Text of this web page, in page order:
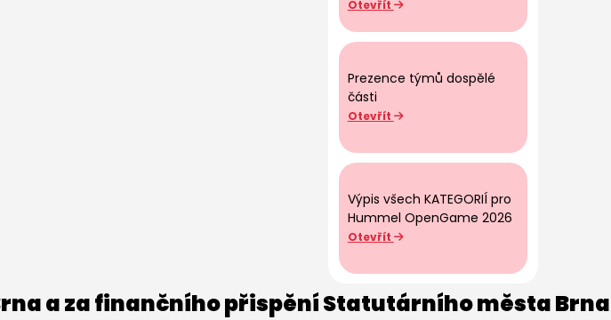
Otevřít
Prezence týmů dospělé
části
Otevřít
Výpis všech KATEGORIÍ pro
Hummel OpenGame 2026
Otevřít
a za finančního přispění Statutárního města Brna